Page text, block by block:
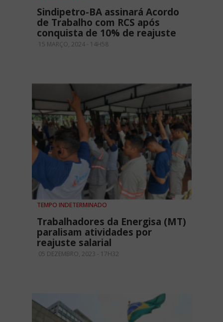
Sindipetro-BA assinará Acordo
de Trabalho com RCS após
conquista de 10% de reajuste
15 MARÇO, 2024 - 14H58
TEMPO INDETERMINADO
Trabalhadores da Energisa (MT)
paralisam atividades por
reajuste salarial
05 DEZEMBRO, 2023 - 17H32